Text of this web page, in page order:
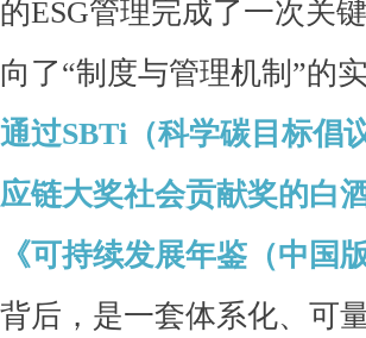
的ESG管理完成了一次关
向了“制度与管理机制”的
通过SBTi（科学碳目标倡
应链大奖社会贡献奖的白
《可持续发展年鉴（中国
背后，是一套体系化、可